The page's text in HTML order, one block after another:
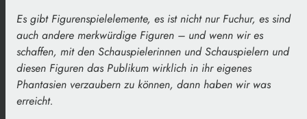
Es gibt Figurenspielelemente, es ist nicht nur Fuchur, es sind
auch andere merkwürdige Figuren – und wenn wir es
schaffen, mit den Schauspielerinnen und Schauspielern und
diesen Figuren das Publikum wirklich in ihr eigenes
Phantasien verzaubern zu können, dann haben wir was
erreicht.